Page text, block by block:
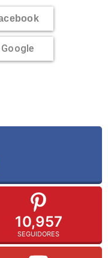
Google
10,957
SEGUIDORES